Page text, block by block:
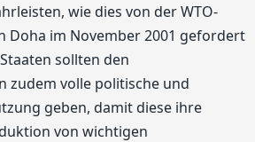
wie dies von der WTO-
Doha im November 2001 gefordert
sollten den
zudem volle politische und
geben, damit diese ihre
von wichtigen